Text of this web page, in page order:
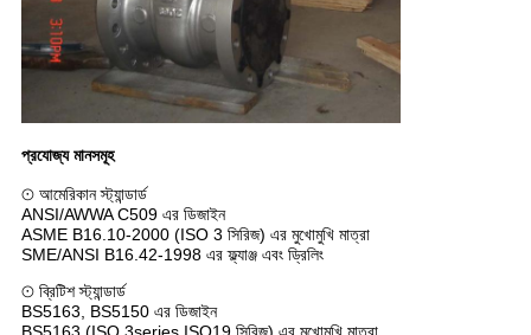
প্রযোজ্য মানসমূহ
⊙ আমেরিকান স্ট্যান্ডার্ড
ANSI/AWWA C509 এর ডিজাইন
ASME B16.10-2000 (ISO 3 সিরিজ) এর মুখোমুখি মাত্রা
SME/ANSI B16.42-1998 এর ফ্ল্যাঞ্জ এবং ড্রিলিং
⊙ ব্রিটিশ স্ট্যান্ডার্ড
BS5163, BS5150 এর ডিজাইন
BS5163 (ISO 3series,ISO19 সিরিজ) এর মুখোমুখি মাত্রা